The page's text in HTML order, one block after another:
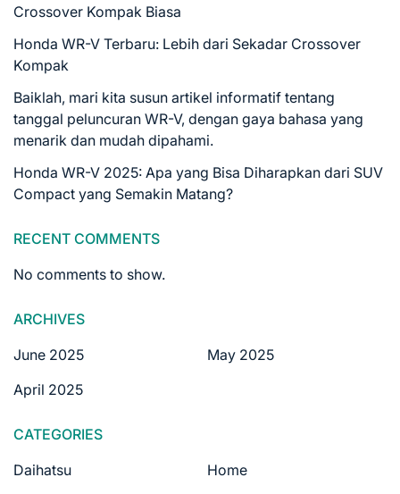
Crossover Kompak Biasa
Honda WR-V Terbaru: Lebih dari Sekadar Crossover
Kompak
Baiklah, mari kita susun artikel informatif tentang
tanggal peluncuran WR-V, dengan gaya bahasa yang
menarik dan mudah dipahami.
Honda WR-V 2025: Apa yang Bisa Diharapkan dari SUV
Compact yang Semakin Matang?
RECENT COMMENTS
No comments to show.
ARCHIVES
June 2025
May 2025
April 2025
CATEGORIES
Daihatsu
Home